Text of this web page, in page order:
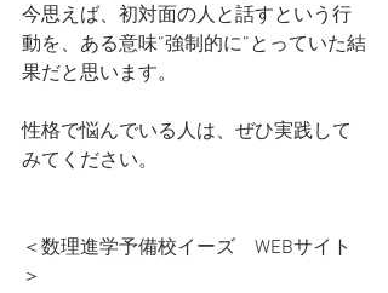
今思えば、初対面の人と話すという行
動を、ある意味”強制的に”とっていた結
果だと思います。
性格で悩んでいる人は、ぜひ実践して
みてください。
＜数理進学予備校イーズ　WEBサイト
＞